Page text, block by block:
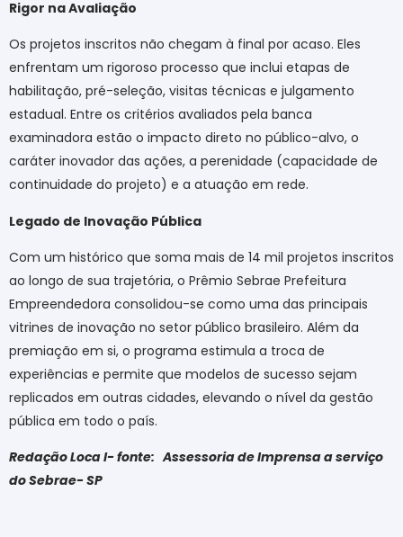
Rigor na Avaliação
Os projetos inscritos não chegam à final por acaso. Eles
enfrentam um rigoroso processo que inclui etapas de
habilitação, pré-seleção, visitas técnicas e julgamento
estadual. Entre os critérios avaliados pela banca
examinadora estão o impacto direto no público-alvo, o
caráter inovador das ações, a perenidade (capacidade de
continuidade do projeto) e a atuação em rede.
Legado de Inovação Pública
Com um histórico que soma mais de 14 mil projetos inscritos
ao longo de sua trajetória, o Prêmio Sebrae Prefeitura
Empreendedora consolidou-se como uma das principais
vitrines de inovação no setor público brasileiro. Além da
premiação em si, o programa estimula a troca de
experiências e permite que modelos de sucesso sejam
replicados em outras cidades, elevando o nível da gestão
pública em todo o país.
Redação Loca l- fonte: Assessoria de Imprensa a serviço
do Sebrae- SP